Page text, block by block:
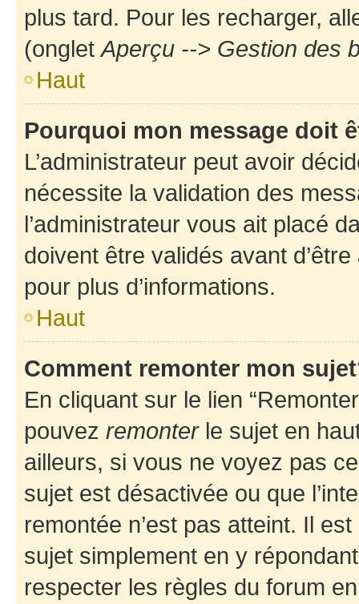
plus tard. Pour les recharger,
(ongletAperçu --> Gestion des
Haut
Pourquoi mon message doit
L’administrateur peut avoir
nécessite la validation des
l’administrateur vous ait placé
doivent être validés avant
pour plus d’informations.
Haut
Comment remonter mon
En cliquant sur le lien
pouvez remonterle sujet en
ailleurs, si vous ne voyez pas
sujet est désactivée ou que
remontée n’est pas atteint. Il
sujet simplement en y
respecter les règles du forum